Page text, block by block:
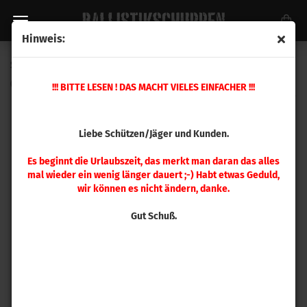
Hinweis:
!!! BITTE LESEN ! DAS MACHT VIELES EINFACHER !!!
Liebe Schützen/Jäger und Kunden.
Es beginnt die Urlaubszeit, das merkt man daran das alles
mal wieder ein wenig länger dauert ;-) Habt etwas Geduld,
wir können es nicht ändern, danke.
Gut Schuß.
Sierra .224 BlitzKing 55gr 100 Stück
1455)